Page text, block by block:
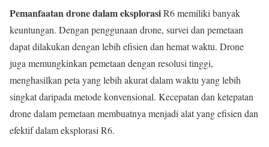
Pemanfaatan drone dalam eksplorasiR6 memiliki banyak
keuntungan. Dengan penggunaan drone, survei dan pemetaan
dapat dilakukan dengan lebih efisien dan hemat waktu. Drone
juga memungkinkan pemetaan dengan resolusi tinggi,
menghasilkan peta yang lebih akurat dalam waktu yang lebih
singkat daripada metode konvensional. Kecepatan dan ketepatan
drone dalam pemetaan membuatnya menjadi alat yang efisien dan
efektif dalam eksplorasi R6.